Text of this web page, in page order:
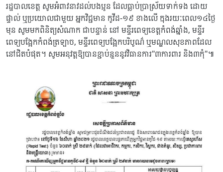
រដ្ឋបាលខេត្ត សូមអំពាវនាវដល់បងប្អូន ដែលធ្លាប់ប្រាស្រ័យទាក់ទង ដោយ
ផ្ទាល់ ឬប្រយោលជាមួយ អ្នកវិជ្ជមាន កូវីដ-១៩ ខាងលើ ក្នុងរយៈពេល១៤ថ្ងៃ
មុន សូមមកពិនិត្យសំណាក ជាបន្ទាន់ នៅ មន្ទីរពេទ្យខេត្តកំពង់ឆ្នាំង, មន្ទីរ
ពេទ្យបង្អែកកំពង់ត្រឡាច, មន្ទីរពេទ្យបង្អែកបរិបូណ៌ ឬមណ្ឌលសុខភាពដែល
នៅជិតបំផុត។ សូមអនុវត្តឱ្យបានខ្ជាប់ខ្ជួននូវវិធានការ"៣ការពារ និង៣កុំ"៕